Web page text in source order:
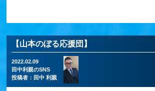
【山本のぼる応援団】
2022.02.09
田中利親のSNS
投稿者： 田中 利親